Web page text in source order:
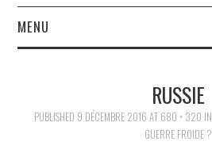
MENU
RUSSIE
PUBLISHED 9 DÉCEMBRE 2016 AT 680 × 320 IN
GUERRE FROIDE ?